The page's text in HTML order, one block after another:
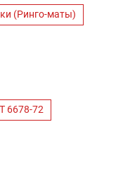
(Ринго-маты)
6678-72